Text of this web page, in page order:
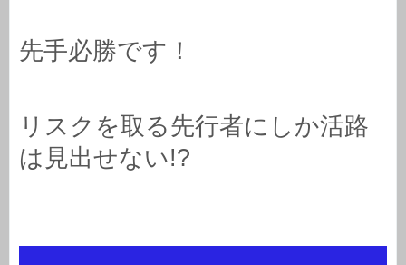
先手必勝です！
リスクを取る先行者にしか活路
は見出せない!?